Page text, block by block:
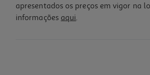
apresentados os preços em vigor na
informações aqui.